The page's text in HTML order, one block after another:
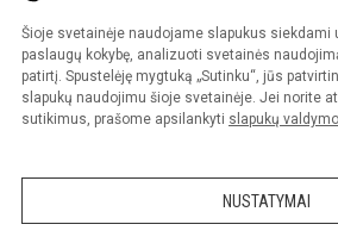
Šioje svetainėje naudojame slapukus siekdami
paslaugų kokybę, analizuoti svetainės
patirtį. Spustelėję mygtuką „Sutinku“, jūs
slapukų naudojimu šioje svetainėje. Jei norite
sutikimus, prašome apsilankyti slapukų
NUSTATYMAI
© 2023. Šiaulių Dainų progimnazija.
Kopijuoti turinį be raštiško gimnazijos
Prieinamumo paraiška
Sumanus būdas atnaujinti